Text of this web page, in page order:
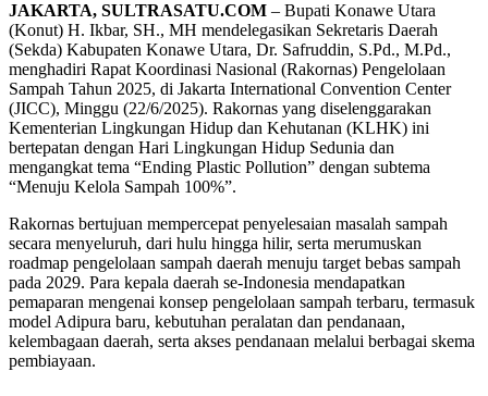
JAKARTA, SULTRASATU.COM – Bupati Konawe Utara
(Konut) H. Ikbar, SH., MH mendelegasikan Sekretaris Daerah
(Sekda) Kabupaten Konawe Utara, Dr. Safruddin, S.Pd., M.Pd.,
menghadiri Rapat Koordinasi Nasional (Rakornas) Pengelolaan
Sampah Tahun 2025, di Jakarta International Convention Center
(JICC), Minggu (22/6/2025). Rakornas yang diselenggarakan
Kementerian Lingkungan Hidup dan Kehutanan (KLHK) ini
bertepatan dengan Hari Lingkungan Hidup Sedunia dan
mengangkat tema “Ending Plastic Pollution” dengan subtema
“Menuju Kelola Sampah 100%”.
Rakornas bertujuan mempercepat penyelesaian masalah sampah
secara menyeluruh, dari hulu hingga hilir, serta merumuskan
roadmap pengelolaan sampah daerah menuju target bebas sampah
pada 2029. Para kepala daerah se-Indonesia mendapatkan
pemaparan mengenai konsep pengelolaan sampah terbaru, termasuk
model Adipura baru, kebutuhan peralatan dan pendanaan,
kelembagaan daerah, serta akses pendanaan melalui berbagai skema
pembiayaan.